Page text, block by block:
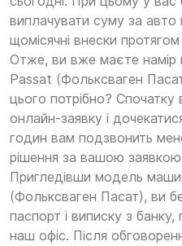
виплачувати суму за
щомісячні внески
Отже, ви вже маєте намір
Passat (Фольксваген
цього потрібно? Спочатку
онлайн-заявку і
годин вам подзвонить
рішення за вашою
Пригледівши модель
(Фольксваген Пасат), ви
паспорт і виписку з
наш офіс. Після